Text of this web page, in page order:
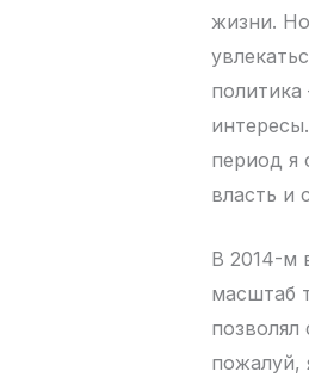
жизни.
период я
власть и
В 2014-м
масштаб
пожалуй,